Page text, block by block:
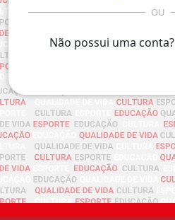
OU
Não possui uma conta?